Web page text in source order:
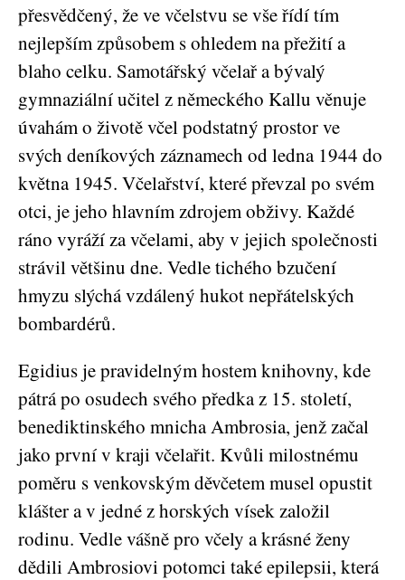
přesvědčený, že ve včelstvu se vše řídí tím
nejlepším způsobem s ohledem na přežití a
blaho celku. Samotářský včelař a bývalý
gymnaziální učitel z německého Kallu věnuje
úvahám o životě včel podstatný prostor ve
svých deníkových záznamech od ledna 1944 do
května 1945. Včelařství, které převzal po svém
otci, je jeho hlavním zdrojem obživy. Každé
ráno vyráží za včelami, aby v jejich společnosti
strávil většinu dne. Vedle tichého bzučení
hmyzu slýchá vzdálený hukot nepřátelských
bombardérů.
Egidius je pravidelným hostem knihovny, kde
pátrá po osudech svého předka z 15. století,
benediktinského mnicha Ambrosia, jenž začal
jako první v kraji včelařit. Kvůli milostnému
poměru s venkovským děvčetem musel opustit
klášter a v jedné z horských vísek založil
rodinu. Vedle vášně pro včely a krásné ženy
dědili Ambrosiovi potomci také epilepsii, která